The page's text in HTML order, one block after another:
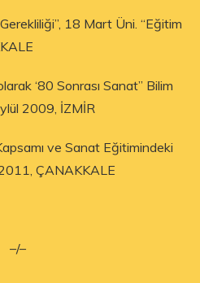
18 Mart Üni. “Eğitim
‘80 Sonrası Sanat” Bilim
2009, İZMİR
ve Sanat Eğitimindeki
ÇANAKKALE
–/–